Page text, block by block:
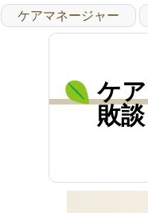
ケアマネージャー
ケ
敗談